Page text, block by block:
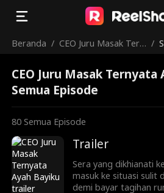
Beranda / CEO Juru Masak Tern
/
CEO Juru Masak Ternyata
Semua Episode
80 Semua Episode
Trailer
Sera yang dikhianati
masuk ke situasi sulit
demi bayar tagihan